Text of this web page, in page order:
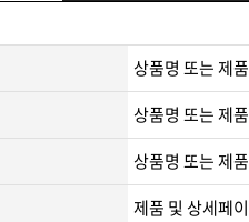
상품명 또는 제
상품명 또는 제
상품명 또는 제
제품 및 상세페